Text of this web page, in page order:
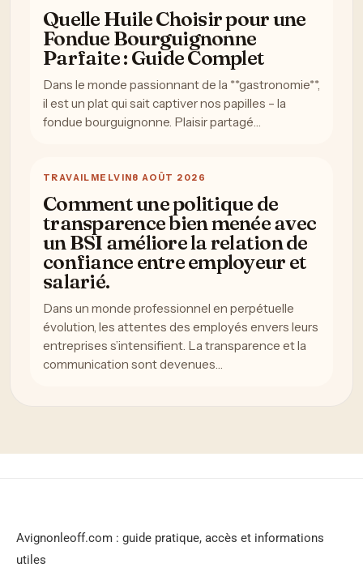
Quelle Huile Choisir pour une
Fondue Bourguignonne
Parfaite : Guide Complet
Dans le monde passionnant de la **gastronomie**,
il est un plat qui sait captiver nos papilles – la
fondue bourguignonne. Plaisir partagé…
TRAVAIL MELVIN8 AOÛT 2026
Comment une politique de
transparence bien menée avec
un BSI améliore la relation de
confiance entre employeur et
salarié.
Dans un monde professionnel en perpétuelle
évolution, les attentes des employés envers leurs
entreprises s’intensifient. La transparence et la
communication sont devenues…
Avignonleoff.com : guide pratique, accès et informations
utiles